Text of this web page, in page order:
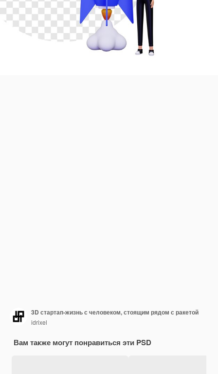
3D стартап-жизнь с человеком, стоящим рядом с ракетой
idrixel
Вам также могут понравиться эти PSD